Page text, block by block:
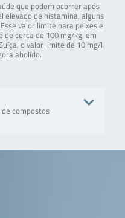
que podem ocorrer após
elevado de histamina, alguns
valor limite para peixes e
de cerca de 100 mg/kg, em
o valor limite de 10 mg/l
abolido.
compostos
of tests/amount Art. No.